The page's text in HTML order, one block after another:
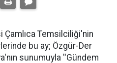
Çamlıca Temsilciliği'nin
bu ay; Özgür-Der
sunumuyla ''Gündem